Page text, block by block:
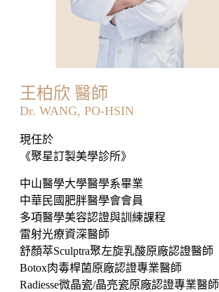
王柏欣 醫師
Dr. WANG, PO-HSIN
現任於
《聚星訂製美學診所》
中山醫學大學醫學系畢業
中華民國肥胖醫學會會員
多項醫學美容認證與訓練課程
雷射光療資深醫師
舒顏萃Sculptra聚左旋乳酸原廠認證醫師
Botox肉毒桿菌原廠認證專業醫師
Radiesse微晶瓷/晶亮瓷原廠認證專業醫師